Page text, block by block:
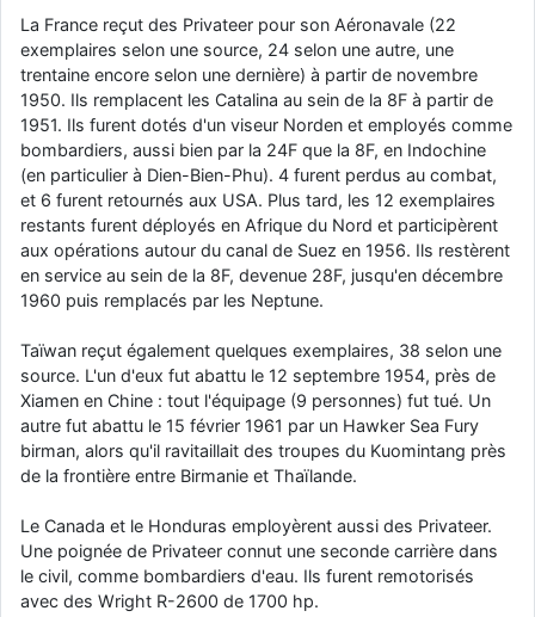
La France reçut des Privateer pour son Aéronavale (22
exemplaires selon une source, 24 selon une autre, une
trentaine encore selon une dernière) à partir de novembre
1950. Ils remplacent les Catalina au sein de la 8F à partir de
1951. Ils furent dotés d'un viseur Norden et employés comme
bombardiers, aussi bien par la 24F que la 8F, en Indochine
(en particulier à Dien-Bien-Phu). 4 furent perdus au combat,
et 6 furent retournés aux USA. Plus tard, les 12 exemplaires
restants furent déployés en Afrique du Nord et participèrent
aux opérations autour du canal de Suez en 1956. Ils restèrent
en service au sein de la 8F, devenue 28F, jusqu'en décembre
1960 puis remplacés par les Neptune.
Taïwan reçut également quelques exemplaires, 38 selon une
source. L'un d'eux fut abattu le 12 septembre 1954, près de
Xiamen en Chine : tout l'équipage (9 personnes) fut tué. Un
autre fut abattu le 15 février 1961 par un Hawker Sea Fury
birman, alors qu'il ravitaillait des troupes du Kuomintang près
de la frontière entre Birmanie et Thaïlande.
Le Canada et le Honduras employèrent aussi des Privateer.
Une poignée de Privateer connut une seconde carrière dans
le civil, comme bombardiers d'eau. Ils furent remotorisés
avec des Wright R-2600 de 1700 hp.